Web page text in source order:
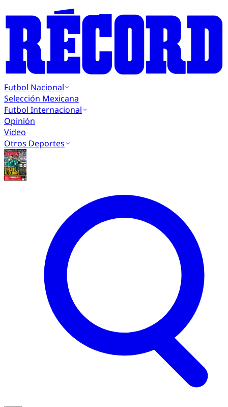
Futbol Nacional
Selección Mexicana
Futbol Internacional
Opinión
Video
Otros Deportes